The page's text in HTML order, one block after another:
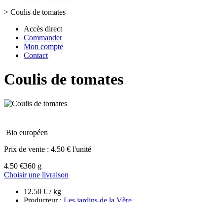
> Coulis de tomates
Accès direct
Commander
Mon compte
Contact
Coulis de tomates
Bio européen
Prix de vente : 4.50 € l'unité
4.50 €360 g
Choisir une livraison
12.50 € / kg
Producteur : Les jardins de la Vère